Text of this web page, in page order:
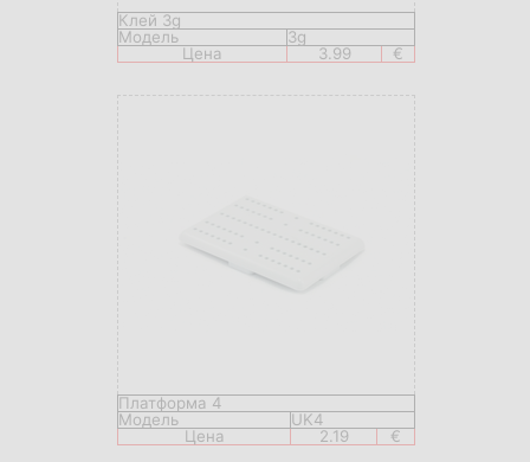
Клей 3g
Модель
3g
Цена
3.99 €
Платформа 4
Модель
UK4
Цена
2.19 €